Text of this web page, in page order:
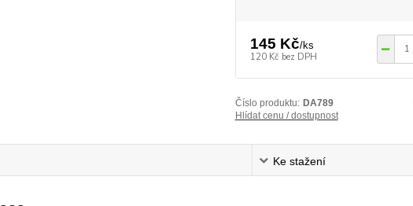
145 Kč/ks
120 Kč bez DPH
Číslo produktu: DA789
Hlídat cenu / dostupnost
Ke stažení